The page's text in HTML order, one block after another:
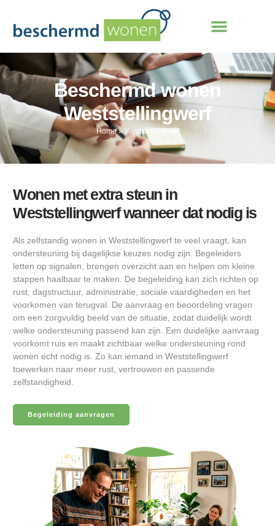
Beschermd wonen
Weststellingwerf
Home»Weststellingwerf
Wonen met extra steun in
Weststellingwerf wanneer dat nodig is
Als zelfstandig wonen in Weststellingwerf te veel vraagt, kan
ondersteuning bij dagelijkse keuzes nodig zijn. Begeleiders
letten op signalen, brengen overzicht aan en helpen om kleine
stappen haalbaar te maken. De begeleiding kan zich richten op
rust, dagstructuur, administratie, sociale vaardigheden en het
voorkomen van terugval. De aanvraag en beoordeling vragen
om een zorgvuldig beeld van de situatie, zodat duidelijk wordt
welke ondersteuning passend kan zijn. Een duidelijke aanvraag
voorkomt ruis en maakt zichtbaar welke ondersteuning rond
wonen echt nodig is. Zo kan iemand in Weststellingwerf
toewerken naar meer rust, vertrouwen en passende
zelfstandigheid.
Begeleiding aanvragen